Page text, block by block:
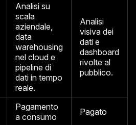
Analisi su
scala
aziendale,
data
warehousing
nel cloud e
pipeline di
dati in tempo
reale.
Analisi
visiva dei
dati e
dashboard
rivolte al
pubblico.
Pagamento
a consumo
Pagato